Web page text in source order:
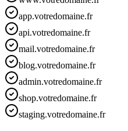
app.votredomaine.fr
api.votredomaine.fr
mail.votredomaine.fr
blog.votredomaine.fr
admin.votredomaine.fr
shop.votredomaine.fr
staging.votredomaine.fr